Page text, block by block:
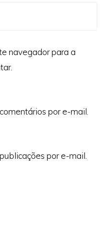
navegador para a
por e-mail.
por e-mail.